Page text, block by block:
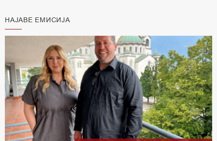
НАЈАВЕ ЕМИСИЈА